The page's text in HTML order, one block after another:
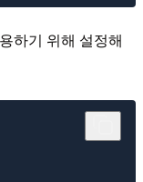
하기 위해 설정해